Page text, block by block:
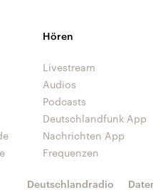
Hören
Livestream
Audios
Podcasts
Deutschlandfunk App
Nachrichten App
Frequenzen
Deutschlandradio